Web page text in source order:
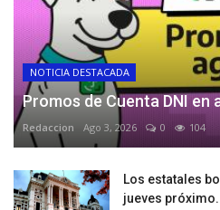
NOTICIA DESTACADA
Promos de Cuenta DNI en
Redaccion Ago 3, 2026 0 104
Los estatales
jueves